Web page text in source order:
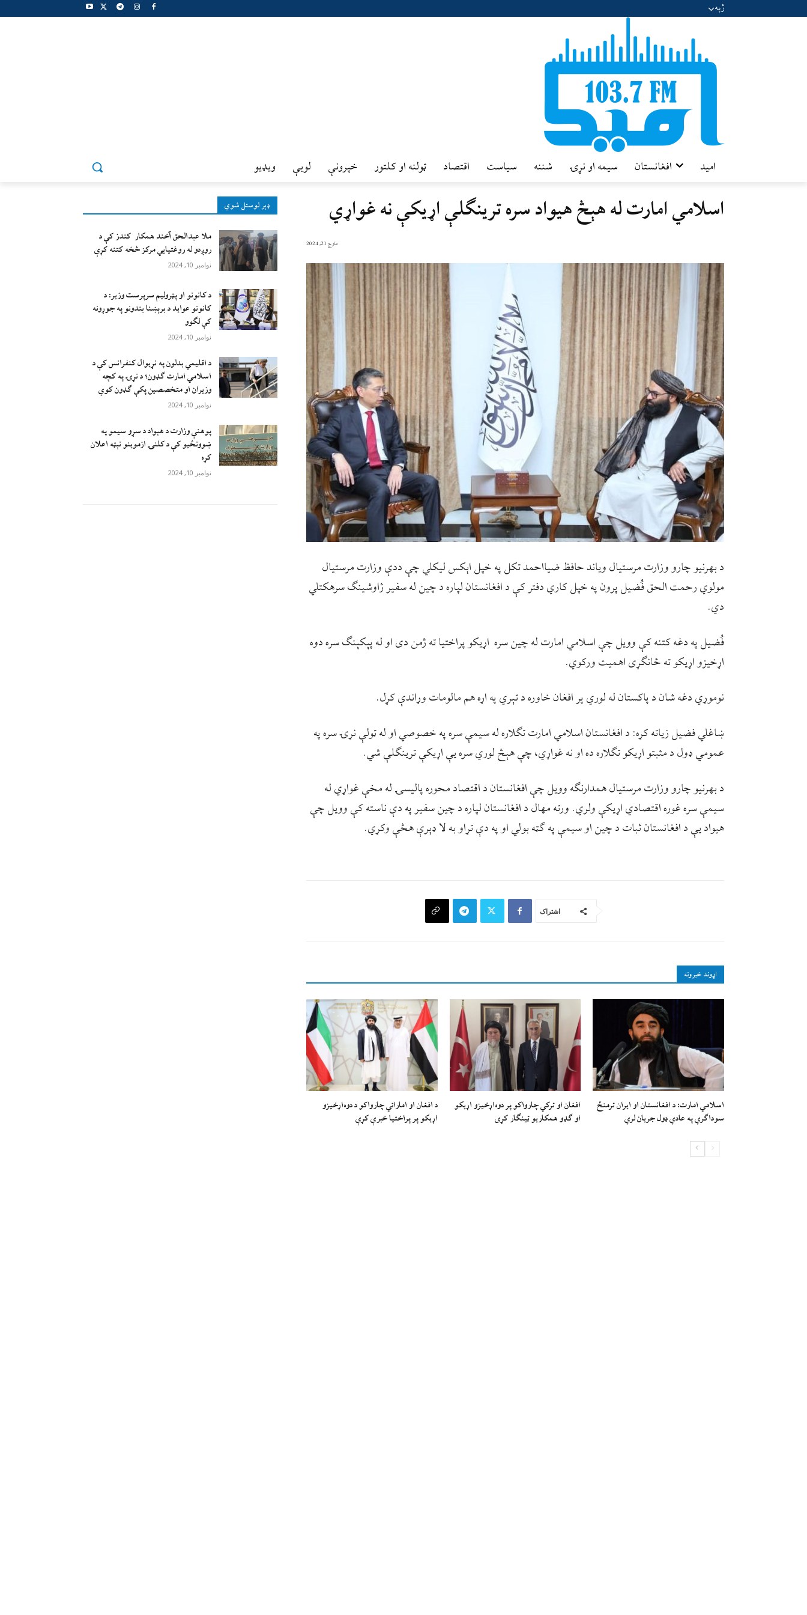
ژبه
امید افغانستان سیمه او نړۍ شننه سیاست اقتصاد ټولنه او کلتور خپرونې لوبې ويډيو
ډېر لوستل شوي
ملا عبدالحق آخند همکار کندز کې د
روږدو له روغتیایي مرکز څخه کتنه کړې
نوامبر 10, 2024
د کانونو او پټرولیم سرپرست وزیر: د
کانونو عواید د برېښنا بندونو په جوړونه
کې لګوو
نوامبر 10, 2024
د اقليمي بدلون په نړيوال کنفرانس کې د
اسلامي امارت ګډون؛ د نړۍ په کچه
وزيران او متخصصين پکې ګډون کوي
نوامبر 10, 2024
پوهنې وزارت د هېواد د سړو سيمو په
ښوونځيو کې د کلنۍ ازموينو نېټه اعلان
کړه
نوامبر 10, 2024
اسلامي امارت له هېڅ هیواد سره ترینګلې اړیکې نه غواړي
مارچ 21, 2024
د بهرنیو چارو وزارت مرستیال ویاند حافظ ضیااحمد تکل په خپل اېکس لیکلي چې ددې وزارت مرستیال
مولوي رحمت الحق فُضیل پرون په خپل کاري دفتر کې د افغانستان لپاره د چین له سفیر ژاوشینګ سرهکتلي
دي.
فُضیل په دغه کتنه کې وویل چې اسلامي امارت له چین سره اړیکو پراختیا ته ژمن دی او له پېکېنګ سره دوه
اړخیزو اړیکو ته ځانګړی اهمیت ورکوي.
نوموړي دغه شان د پاکستان له لوري پر افغان خاوره د تېري په اړه هم مالومات وړاندې کړل.
ښاغلي فضیل زیاته کړه: د افغانستان اسلامي امارت تګلاره له سیمې سره په خصوصي او له ټولې نړۍ سره په
عمومي ډول د مثبتو اړیکو تګلاره ده او نه غواړي، چې هېڅ لوري سره یې اړیکې ترینګلې شي.
د بهرنیو چارو وزارت مرستیال همدارنګه وویل چې افغانستان د اقتصاد محوره پالیسۍ له مخې غواړي له
سیمې سره غوره اقتصادي اړیکې ولري. ورته مهال د افغانستان لپاره د چین سفیر په دې ناسته کې وویل چې
هیواد یې د افغانستان ثبات د چین او سیمې په ګټه بولي او په دې تړاو به لا ډېرې هڅې وکړي.
اشتراک
اړوند خبرونه
اسلامي امارت: د افغانستان او ایران ترمنځ
سوداګري په عادي ډول جریان لري
افغان او ترکي چارواکو پر دوه‌اړخیزو اړيکو
او ګډو همکاريو ټينګار کړی
د افغان او اماراتي چارواکو د دوه‌اړخیزو
اړیکو پر پراختیا خبرې کړې